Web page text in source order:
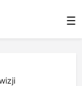
☰